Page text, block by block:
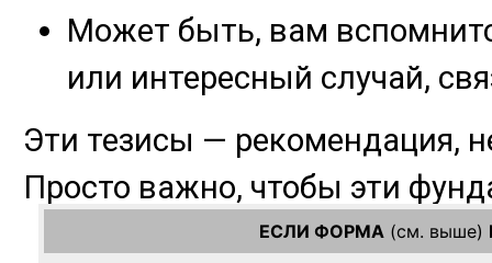
ЕСЛИ ФОРМА (см. выше)